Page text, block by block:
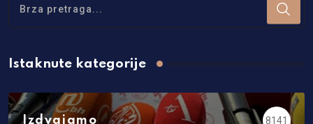
Istaknute kategorije
Izdvajamo 8141